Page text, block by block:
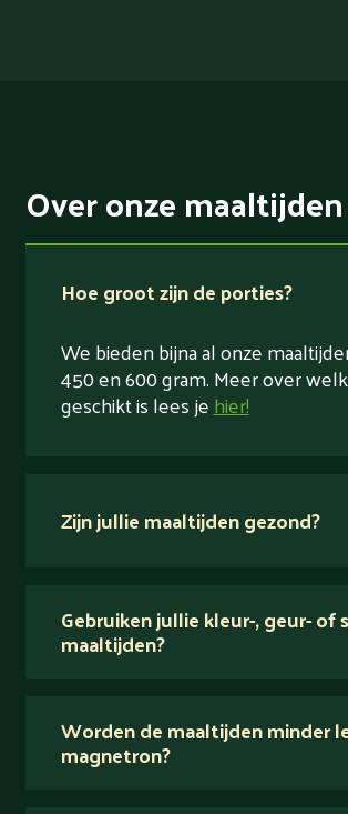
Over onze maaltijden
Hoe groot zijn de porties?
We bieden bijna al onze
450 en 600 gram. Meer over
geschikt is lees jehier!
Zijn jullie maaltijden gezond?
verse ingrediënten
Gebruiken jullie kleur-, geur-
maaltijden?
Worden de maaltijden minder
magnetron?